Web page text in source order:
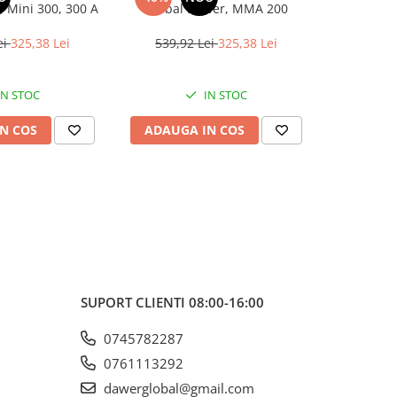
Mini 300, 300 A
325,38 Lei
STOC
COS
Global Dawer, MMA 200
539,92 Lei325,38 Lei
IN STOC
ADAUGA IN COS
SUPORT CLIENTI 08:00-16:00
0745782287
0761113292
dawerglobal@gmail.com